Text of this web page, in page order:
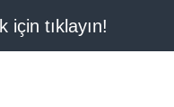
için tıklayın!